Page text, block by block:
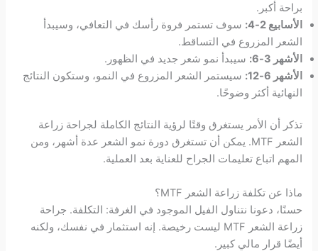
براحة أكبر.
الأسابيع 2-4:
سوف تستمر فروة رأسك في التعافي، وسيبدأ
الشعر المزروع في التساقط.
الأشهر 3-6:
سيبدأ نمو شعر جديد في الظهور.
الأشهر 6-12:
سيستمر الشعر المزروع في النمو، وستكون النتائج
النهائية أكثر وضوحًا.
تذكر أن الأمر يستغرق وقتًا لرؤية النتائج الكاملة لجراحة زراعة
الشعر MTF. يمكن أن تستغرق دورة نمو الشعر عدة أشهر، ومن
المهم اتباع تعليمات الجراح للعناية بعد العملية.
ماذا عن تكلفة زراعة الشعر MTF؟
حسنًا، دعونا نتناول الفيل الموجود في الغرفة: التكلفة. جراحة
زراعة الشعر MTF ليست رخيصة. إنه استثمار في نفسك، ولكنه
أيضًا قرار مالي كبير.